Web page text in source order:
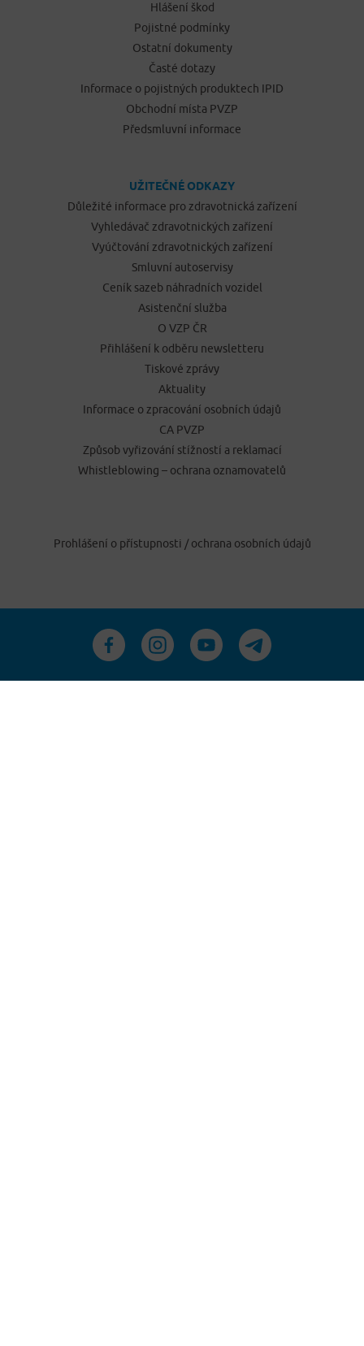
Hlášení škod
Pojistné podmínky
Ostatní dokumenty
Časté dotazy
Informace o pojistných produktech IPID
Obchodní místa PVZP
Předsmluvní informace
UŽITEČNÉ ODKAZY
Důležité informace pro zdravotnická zařízení
Vyhledávač zdravotnických zařízení
Vyúčtování zdravotnických zařízení
Smluvní autoservisy
Ceník sazeb náhradních vozidel
Asistenční služba
O VZP ČR
Přihlášení k odběru newsletteru
Tiskové zprávy
Aktuality
Informace o zpracování osobních údajů
CA PVZP
Způsob vyřizování stížností a reklamací
Whistleblowing – ochrana oznamovatelů
Prohlášení o přístupnosti / ochrana osobních údajů